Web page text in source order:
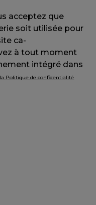
acceptez que
soit utilisée pour
ca-
à tout moment
intégré dans
Politique de confidentialité